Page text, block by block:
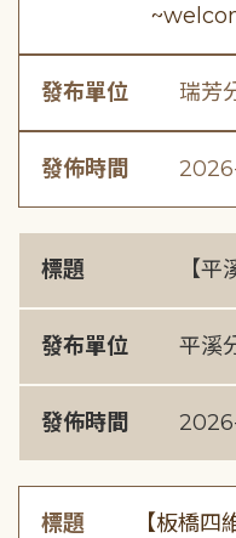
發布單位 瑞芳
發佈時間
標題 【
發布單位 平溪
發佈時間
標題
【板橋四